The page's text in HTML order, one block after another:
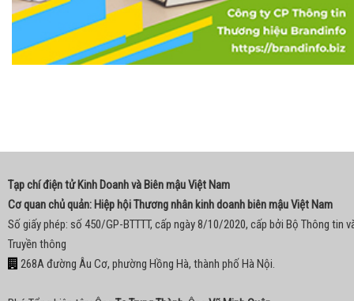
Tạp chí điện tử Kinh Doanh và Biên mậu Việt Nam
Cơ quan chủ quản: Hiệp hội Thương nhân kinh doanh biên mậu Việt Nam
Số giấy phép: số 450/GP-BTTTT, cấp ngày 8/10/2020, cấp bởi Bộ Thông tin
Truyền thông
268A đường Âu Cơ, phường Hồng Hà, thành phố Hà Nội.